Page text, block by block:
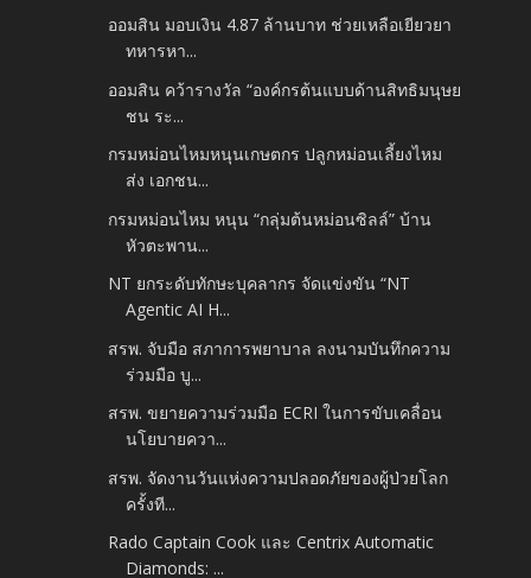
ออมสิน มอบเงิน 4.87 ล้านบาท ช่วยเหลือเยียวยา
ทหารหา...
ออมสิน คว้ารางวัล “องค์กรต้นแบบด้านสิทธิมนุษย
ชน ระ...
กรมหม่อนไหมหนุนเกษตกร ปลูกหม่อนเลี้ยงไหม
ส่ง เอกชน...
กรมหม่อนไหม หนุน “กลุ่มต้นหม่อนซิลล์” บ้าน
หัวตะพาน...
NT ยกระดับทักษะบุคลากร จัดแข่งขัน “NT
Agentic AI H...
สรพ. จับมือ สภาการพยาบาล ลงนามบันทึกความ
ร่วมมือ บู...
สรพ. ขยายความร่วมมือ ECRI ในการขับเคลื่อน
นโยบายควา...
สรพ. จัดงานวันแห่งความปลอดภัยของผู้ป่วยโลก
ครั้งที...
Rado Captain Cook และ Centrix Automatic
Diamonds: ...